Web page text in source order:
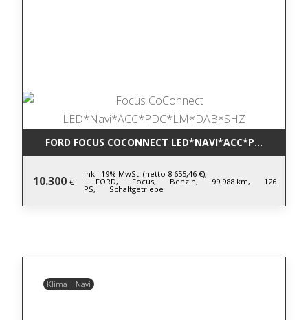
FORD FOCUS COCONNECT
10.300 €
inkl. 19% MwSt. (netto 8.655,46 €),
FORD, Focus, Benzin, 99.988 km, 126
PS, Schaltgetriebe
Klima | Navi